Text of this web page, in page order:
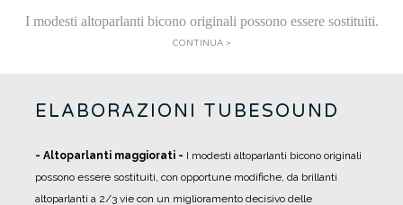
I modesti altoparlanti bicono originali possono essere sostituiti.
CONTINUA >
ELABORAZIONI TUBESOUND
- Altoparlanti maggiorati - I modesti altoparlanti bicono originali
possono essere sostituiti, con opportune modifiche, da brillanti
altoparlanti a 2/3 vie con un miglioramento decisivo delle